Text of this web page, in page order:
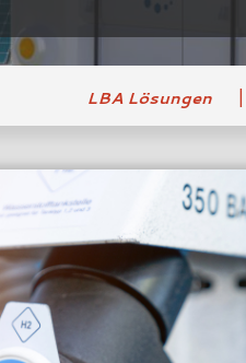
LBA Lösungen |